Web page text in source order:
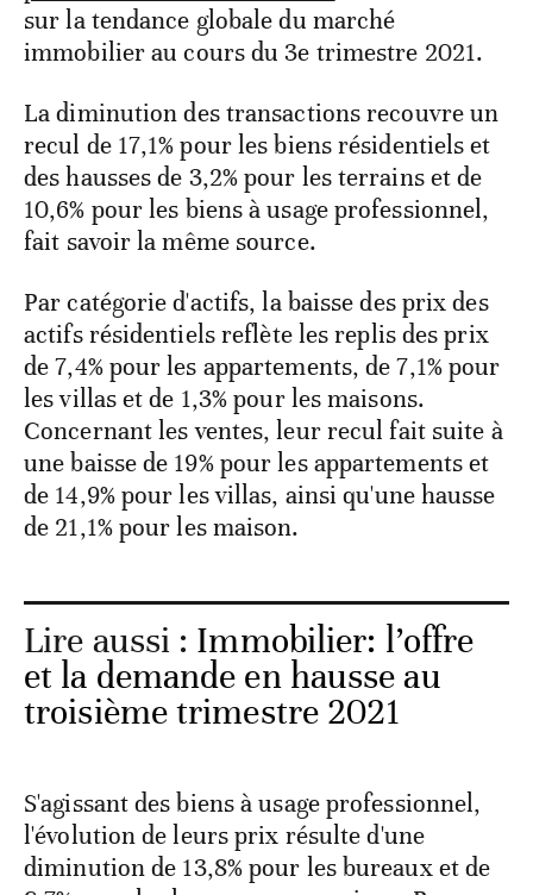
sur la tendance globale du marché
immobilier au cours du 3e trimestre 2021.
La diminution des transactions recouvre un
recul de 17,1% pour les biens résidentiels et
des hausses de 3,2% pour les terrains et de
10,6% pour les biens à usage professionnel,
fait savoir la même source.
Par catégorie d'actifs, la baisse des prix des
actifs résidentiels reflète les replis des prix
de 7,4% pour les appartements, de 7,1% pour
les villas et de 1,3% pour les maisons.
Concernant les ventes, leur recul fait suite à
une baisse de 19% pour les appartements et
de 14,9% pour les villas, ainsi qu'une hausse
de 21,1% pour les maison.
Lire aussi : Immobilier: l’offre
et la demande en hausse au
troisième trimestre 2021
S'agissant des biens à usage professionnel,
l'évolution de leurs prix résulte d'une
diminution de 13,8% pour les bureaux et de